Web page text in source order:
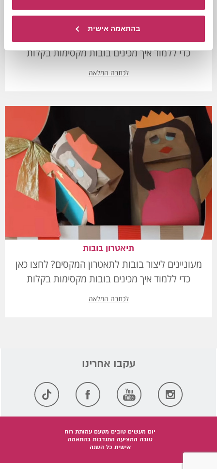
בהתאמה אישית
כדי ללמוד איך מכינים בובות מקסימות בקלות
לכתבה המלאה
תיאטרון בובות
מעוניינים ליצור בובות לתאטרון המקסים? לחצו כאן
כדי ללמוד איך מכינים בובות מקסימות בקלות
לכתבה המלאה
יום מעשים טובים מטעם עמותת רוח
טובה המציעה התנדבות בהתאמה
אישית כל השנה